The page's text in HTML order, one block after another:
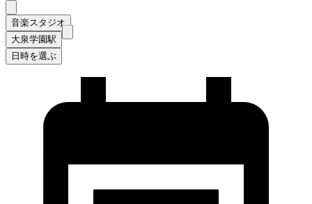
音楽スタジオ
大泉学園駅
日時を選ぶ